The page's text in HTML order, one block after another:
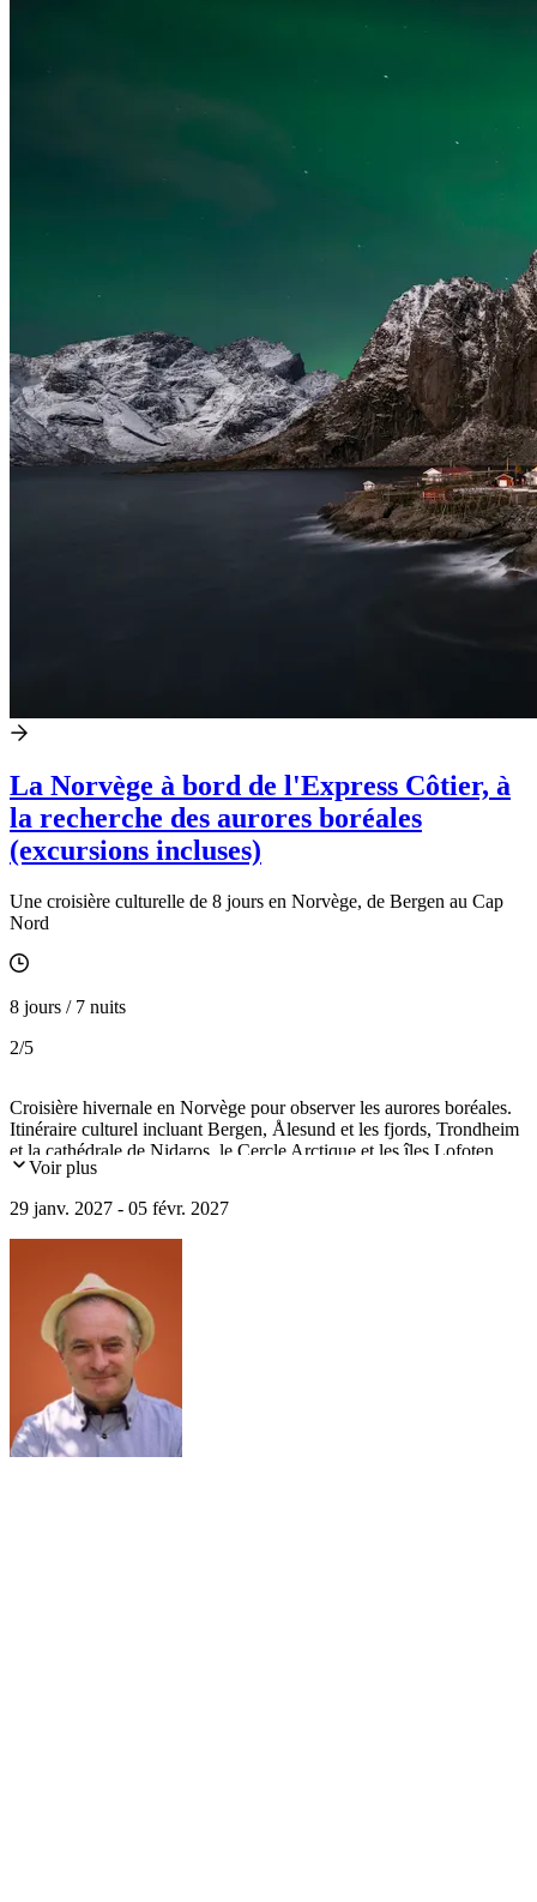
La Norvège à bord de l'Express Côtier, à
la recherche des aurores boréales
(excursions incluses)
Une croisière culturelle de 8 jours en Norvège, de Bergen au Cap
Nord
8 jours / 7 nuits
2/5
Croisière hivernale en Norvège pour observer les aurores boréales.
Itinéraire culturel incluant Bergen, Ålesund et les fjords, Trondheim
et la cathédrale de Nidaros, le Cercle Arctique et les îles Lofoten,
Tromsø, le Cap Nord.
Voir plus
29 janv. 2027 - 05 févr. 2027